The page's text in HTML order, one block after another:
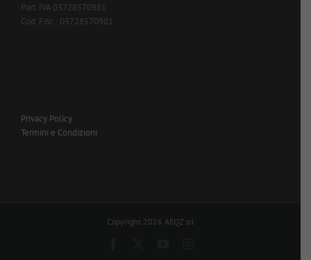
Part. IVA 03728570981
Cod. Fisc.: 03728570981
Privacy Policy
Termini e Condizioni
Copyright 2026 AEQZ srl